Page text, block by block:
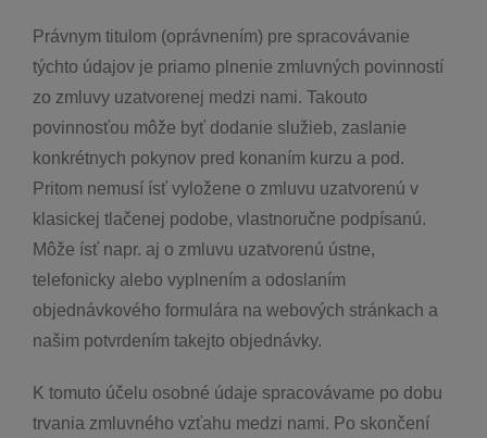
Právnym titulom (oprávnením) pre spracovávanie
týchto údajov je priamo plnenie zmluvných povinností
zo zmluvy uzatvorenej medzi nami. Takouto
povinnosťou môže byť dodanie služieb, zaslanie
konkrétnych pokynov pred konaním kurzu a pod.
Pritom nemusí ísť vyložene o zmluvu uzatvorenú v
klasickej tlačenej podobe, vlastnoručne podpísanú.
Môže ísť napr. aj o zmluvu uzatvorenú ústne,
telefonicky alebo vyplnením a odoslaním
objednávkového formulára na webových stránkach a
našim potvrdením takejto objednávky.
K tomuto účelu osobné údaje spracovávame po dobu
trvania zmluvného vzťahu medzi nami. Po skončení